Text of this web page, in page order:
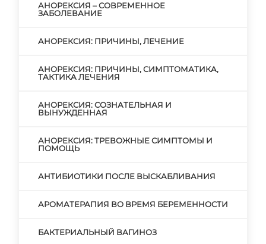
АНОРЕКСИЯ – СОВРЕМЕННОЕ
ЗАБОЛЕВАНИЕ
АНОРЕКСИЯ: ПРИЧИНЫ, ЛЕЧЕНИЕ
АНОРЕКСИЯ: ПРИЧИНЫ, СИМПТОМАТИКА,
ТАКТИКА ЛЕЧЕНИЯ
АНОРЕКСИЯ: СОЗНАТЕЛЬНАЯ И
ВЫНУЖДЕННАЯ
АНОРЕКСИЯ: ТРЕВОЖНЫЕ СИМПТОМЫ И
ПОМОЩЬ
АНТИБИОТИКИ ПОСЛЕ ВЫСКАБЛИВАНИЯ
АРОМАТЕРАПИЯ ВО ВРЕМЯ БЕРЕМЕННОСТИ
БАКТЕРИАЛЬНЫЙ ВАГИНОЗ